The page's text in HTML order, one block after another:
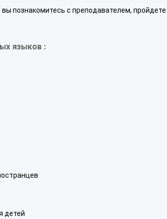
познакомитесь с преподавателем,
языков :
детей